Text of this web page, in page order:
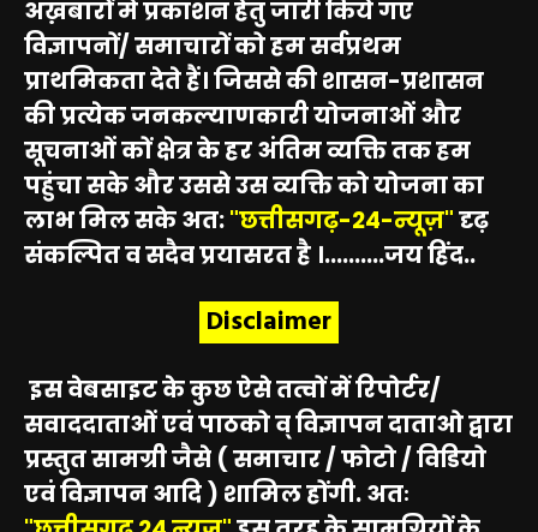
अख़बारों में प्रकाशन हेतु जारी किये गए
विज्ञापनों/ समाचारों को हम सर्वप्रथम
प्राथमिकता देते हैं। जिससे की शासन-प्रशासन
की प्रत्येक जनकल्याणकारी योजनाओं और
सूचनाओं कों क्षेत्र के हर अंतिम व्यक्ति तक हम
पहुंचा सके और उससे उस व्यक्ति को योजना का
लाभ मिल सके अत:"छत्तीसगढ़-24-न्यूज़"दृढ़
संकल्पित व सदैव प्रयासरत है ।..........जय हिंद..
Disclaimer
इस वेबसाइट के कुछ ऐसे तत्वों में रिपोर्टर/
सवाददाताओं एवं पाठको व् विज्ञापन दाताओ द्वारा
प्रस्तुत सामग्री जैसे ( समाचार / फोटो / विडियो
एवं विज्ञापन आदि ) शामिल होंगी. अतः